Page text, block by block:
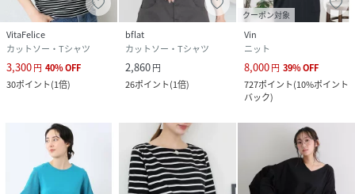
VitaFelice
カットソー・Tシャツ
3,300円 40%OFF
30ポイント(1倍)
bflat
カットソー・Tシャツ
2,860円
26ポイント(1倍)
クーポン対象
Vin
ニット
8,000円 39%OFF
727ポイント(10%ポイント
バック)